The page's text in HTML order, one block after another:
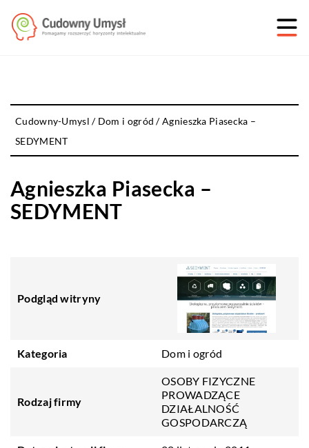
Cudowny-Umysl / Dom i ogród /Agnieszka Piasecka –
SEDYMENT
Agnieszka Piasecka –
SEDYMENT
Podgląd witryny
Kategoria Dom i ogród
Rodzaj firmy
OSOBY FIZYCZNE
PROWADZĄCE
DZIAŁALNOŚĆ
GOSPODARCZĄ